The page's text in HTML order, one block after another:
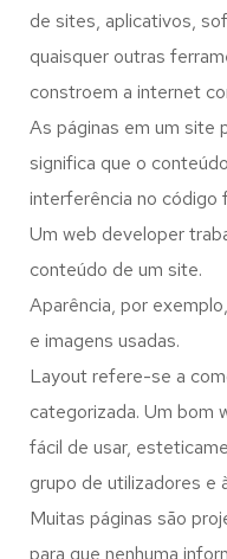
de sites, aplicativos,
quaisquer outras
constroem a internet
As páginas em um site
significa que o
interferência no código
Um web developer
conteúdo de um site.
Aparência, por
e imagens usadas.
Layout refere-se a
categorizada. Um bom
fácil de usar,
grupo de utilizadores e
Muitas páginas são
para que nenhuma